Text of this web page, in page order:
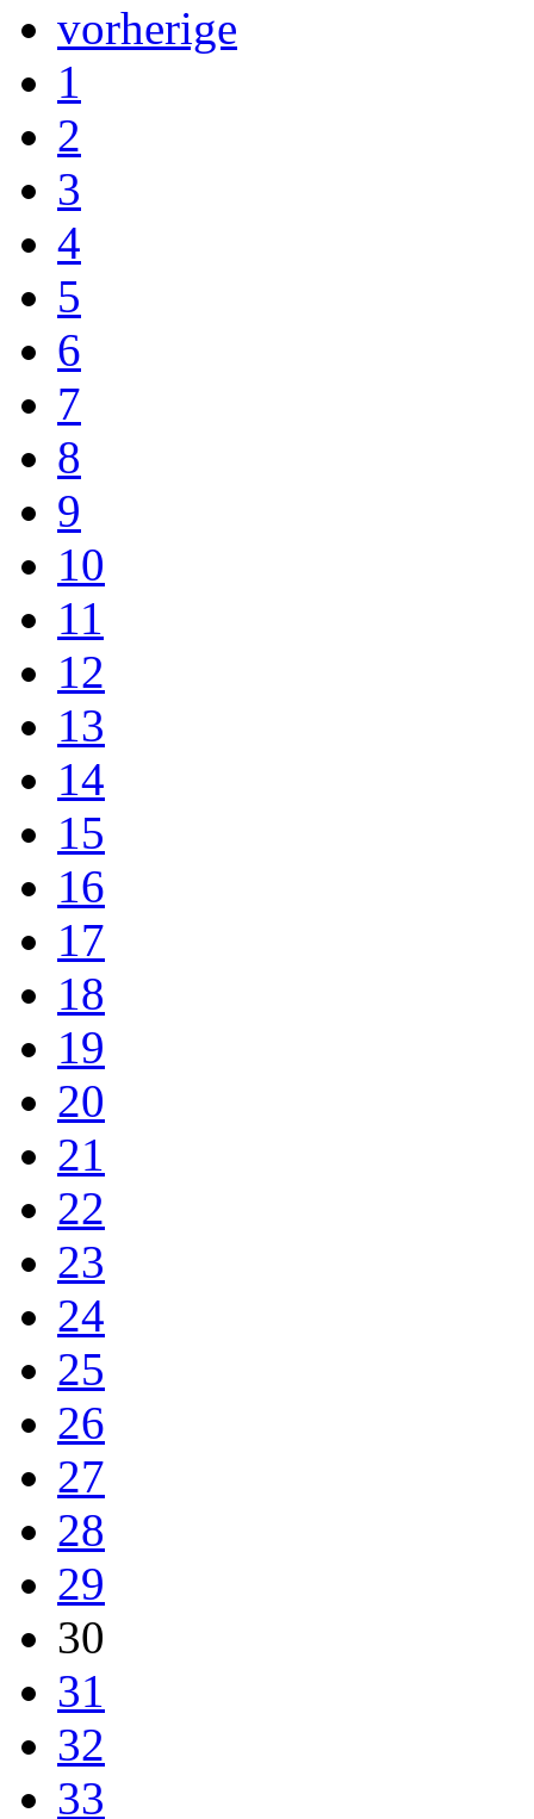
vorherige
1
2
3
4
5
6
7
8
9
10
11
12
13
14
15
16
17
18
19
20
21
22
23
24
25
26
27
28
29
30
31
32
33